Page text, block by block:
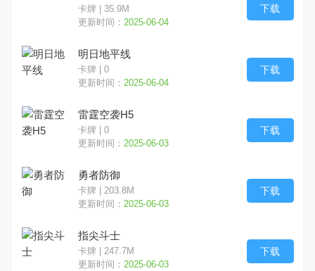
卡牌 | 35.9M
更新时间： 2025-06-04
下载
明日地平线
卡牌 | 0
更新时间： 2025-06-04
下载
雷霆空袭H5
卡牌 | 0
更新时间： 2025-06-03
下载
勇者防御
卡牌 | 203.8M
更新时间： 2025-06-03
下载
指尖斗士
卡牌 | 247.7M
更新时间： 2025-06-03
下载